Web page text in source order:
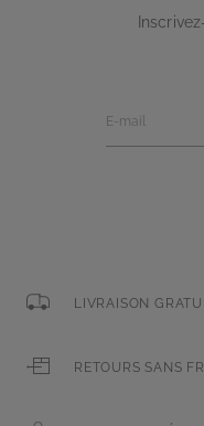
E-mail
LIVRAISON
RETOURS SANS